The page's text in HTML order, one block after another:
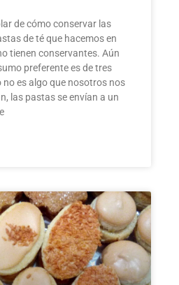
de cómo conservar las
de té que hacemos en
tienen conservantes. Aún
preferente es de tres
no es algo que nosotros nos
las pastas se envían a un